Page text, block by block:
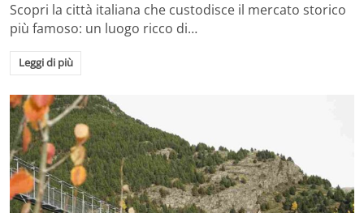
Scopri la città italiana che custodisce il mercato storico
più famoso: un luogo ricco di…
Leggi di più